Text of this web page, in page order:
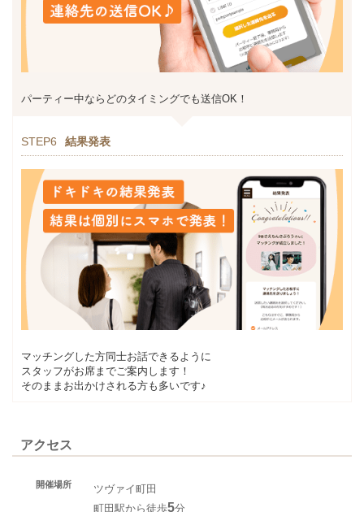
パーティー中ならどのタイミングでも送信OK！
STEP6 結果発表
マッチングした方同士お話できるように
スタッフがお席までご案内します！
そのままお出かけされる方も多いです♪
アクセス
開催場所
ツヴァイ町田
町田駅から徒歩5分